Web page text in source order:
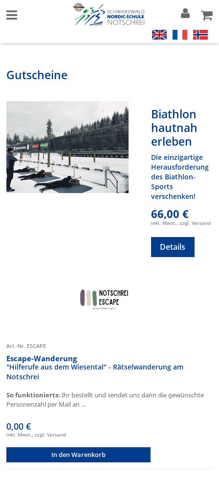
Gutscheine
Biathlon
hautnah
erleben
Die einzigartige
Herausforderung
des Biathlon-
Sports
verschenken!
66,00 €
inkl. Mwst., zzgl. Versand
Details
Art.-Nr. ESCAPE
Escape-Wanderung
"Hilferufe aus dem Wiesental" - Rätselwanderung am
Notschrei
So funktionierts: Ihr bestellt und sendet uns dann die gewünschte
Personenzahl per Mail an ...
0,00 €
inkl. Mwst., zzgl. Versand
In den Warenkorb